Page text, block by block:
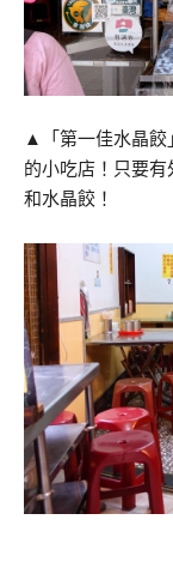
▲「第一佳水晶餃
的小吃店！只要
和水晶餃！